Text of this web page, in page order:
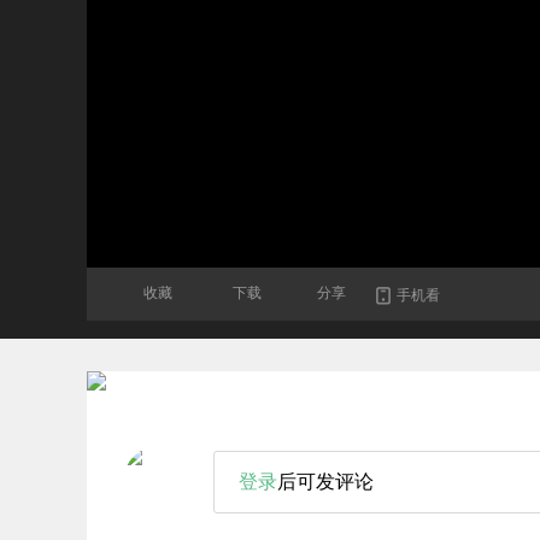
收藏 下载 分享 手机看
登录后可发评论